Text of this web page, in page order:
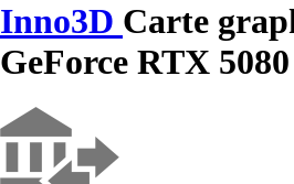
Inno3D Carte
GeForce RTX